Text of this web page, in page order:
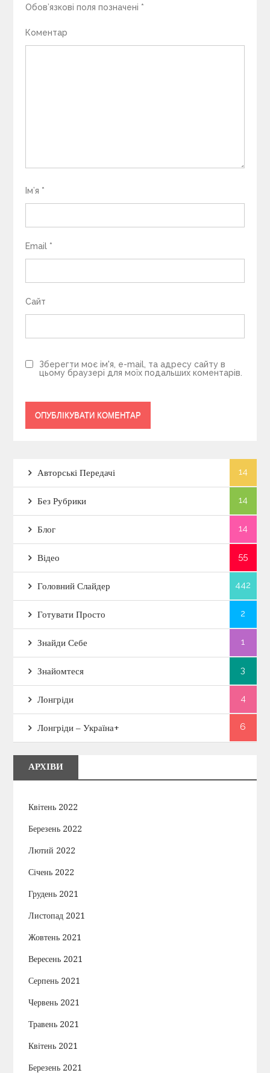
Обов’язкові поля позначені *
Коментар
Ім’я *
Email *
Сайт
Зберегти моє ім'я, e-mail, та адресу сайту в
цьому браузері для моїх подальших коментарів.
Авторські Передачі 14
Без Рубрики 14
Блог 14
Відео 55
Головний Слайдер 442
Готувати Просто 2
Знайди Себе 1
Знайомтеся 3
Лонгріди 4
Лонгріди – Україна+ 6
АРХІВИ
Квітень 2022
Березень 2022
Лютий 2022
Січень 2022
Грудень 2021
Листопад 2021
Жовтень 2021
Вересень 2021
Серпень 2021
Червень 2021
Травень 2021
Квітень 2021
Березень 2021